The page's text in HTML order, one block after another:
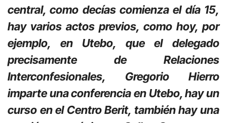
central, como decías comienza el día 15,
hay varios actos previos, como hoy, por
ejemplo, en Utebo, que el delegado
precisamente de Relaciones
Interconfesionales, Gregorio Hierro
imparte una conferencia en Utebo, hay un
curso en el Centro Berit, también hay una